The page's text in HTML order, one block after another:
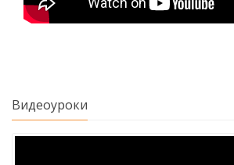
Видеоуроки